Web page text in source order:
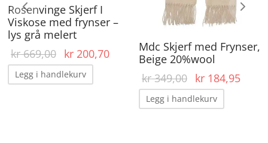
Rosenvinge Skjerf I
Viskose med frynser –
lys grå melert
kr669,00
Opprinnelig
pris var:
kr 669,00.
kr200,70 Nåværende
pris er:
kr 200,70.
Legg i handlekurv
Mdc Skjerf med Frynser,
Beige 20%wool
kr349,00
Opprinnelig
pris var:
kr 349,00.
kr184,95
Legg i handlekurv